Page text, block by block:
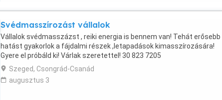
Svédmasszírozást vállalok
Vállalok svédmasszázst , reiki energia is bennem van! Tehát erősebb
hatást gyakorlok a fájdalmi részek ,letapadások kimasszírozására!
Gyere el próbáld ki! Várlak szeretettel! 30 823 7205
Szeged, Csongrád-Csanád
augusztus 3